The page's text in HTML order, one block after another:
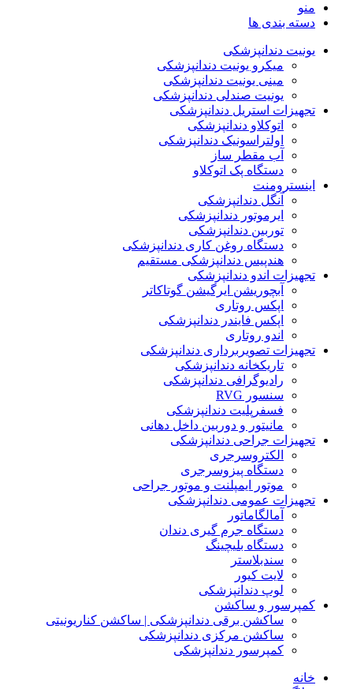
منو
دسته بندی ها
یونیت دندانپزشکی
میکرو یونیت دندانپزشکی
مینی یونیت دندانپزشکی
یونیت صندلی دندانپزشکی
تجهیزات استریل دندانپزشکی
اتوکلاو دندانپزشکی
اولتراسونیک دندانپزشکی
آب مقطر ساز
دستگاه پک اتوکلاو
اینسترومنت
آنگل دندانپزشکی
ایرموتور دندانپزشکی
توربین دندانپزشکی
دستگاه روغن کاری دندانپزشکی
هندپیس دندانپزشکی مستقیم
تجهیزات اندو دندانپزشکی
آبچوریشن ایرگیشن گوتاکاتر
اپکس روتاری
اپکس فایندر دندانپزشکی
اندو روتاری
تجهیزات تصویربرداری دندانپزشکی
تاریکخانه دندانپزشکی
رادیوگرافی دندانپزشکی
سنسور RVG
فسفرپلیت دندانپزشکی
مانیتور و دوربین داخل دهانی
تجهیزات جراحی دندانپزشکی
الکتروسرجری
دستگاه پیزوسرجری
موتور ایمپلنت و موتور جراحی
تجهیزات عمومی دندانپزشکی
آمالگاماتور
دستگاه جرم گیری دندان
دستگاه بلیچینگ
سندبلاستر
لایت کیور
لوپ دندانپزشکی
کمپرسور و ساکشن
ساکشن برقی دندانپزشکی | ساکشن کناریونیتی
ساکشن مرکزی دندانپزشکی
کمپرسور دندانپزشکی
خانه